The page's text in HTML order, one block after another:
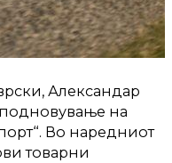
Александар
подновување на
Во наредниот
товарни